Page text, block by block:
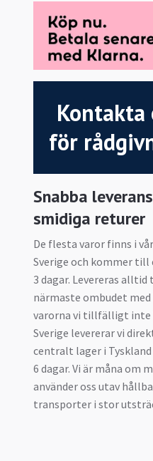
Kontakta
för
Snabba
smidiga returer
De flesta varor finns i
Sverige och kommer till
3 dagar. Levereras
närmaste ombudet med
varorna vi tillfälligt inte
Sverige levererar vi
centralt lager i
6 dagar. Vi är måna om
använder oss utav
transporter i stor